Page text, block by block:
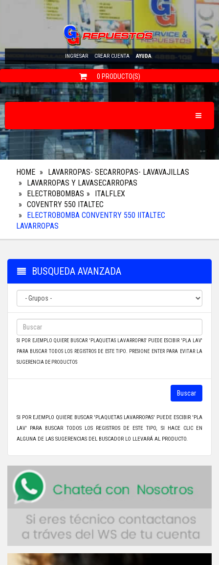
INGRESAR CREAR CUENTA AYUDA
0 PRODUCTO(S)
Toggle
HOME
LAVARROPAS- SECARROPAS- LAVAVAJILLAS
LAVARROPAS Y LAVASECARROPAS
ELECTROBOMBAS
ITALFLEX
COVENTRY 550 ITALTEC
ELECTROBOMBA CONVENTRY 550 IITALTEC
LAVARROPAS
BUSQUEDA AVANZADA
SI POR EJEMPLO QUIERE BUSCAR 'PLAQUETAS LAVARROPAS' PUEDE ESCIBIR 'PLA LAV'
PARA BUSCAR TODOS LOS REGISTROS DE ESTE TIPO. PRESIONE ENTER PARA EVITAR LA
SUGERENCIA DE PRODUCTOS
Buscar
SI POR EJEMPLO QUIERE BUSCAR 'PLAQUETAS LAVARROPAS' PUEDE ESCIBIR 'PLA
LAV' PARA BUSCAR TODOS LOS REGISTROS DE ESTE TIPO, SI HACE CLIC EN
ALGUNA DE LAS SUGERENCIAS DEL BUSCADOR LO LLEVARÁ AL PRODUCTO.